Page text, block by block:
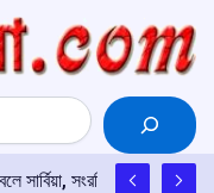
সার্বিয়া, সংরক্ষিত বনাঞ্চলের